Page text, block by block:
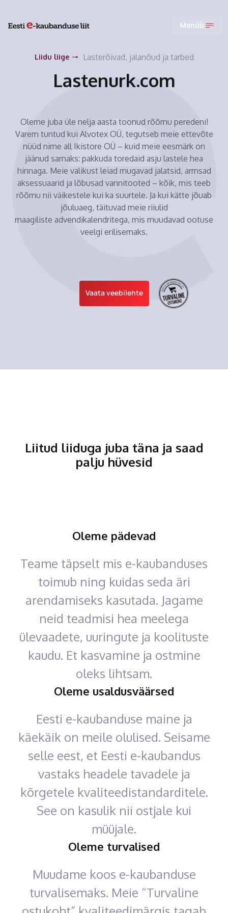
Menüü
Liidu liige Lasterõivad, jalanõud ja tarbed
Lastenurk.com
Oleme juba üle nelja aasta toonud rõõmu peredeni!
Varem tuntud kui Alvotex OÜ, tegutseb meie ettevõte
nüüd nime all Ikistore OÜ – kuid meie eesmärk on
jäänud samaks: pakkuda toredaid asju lastele hea
hinnaga. Meie valikust leiad mugavad jalatsid, armsad
aksessuaarid ja lõbusad vannitooted – kõik, mis teeb
rõõmu nii väikestele kui ka suurtele. Ja kui kätte jõuab
jõuluaeg, täituvad meie riiulid
maagiliste advendikalendritega, mis muudavad ootuse
veelgi erilisemaks.
Vaata veebilehte
Liitud liiduga juba täna ja saad
palju hüvesid
Oleme pädevad
Teame täpselt mis e-kaubanduses
toimub ning kuidas seda äri
arendamiseks kasutada. Jagame
neid teadmisi hea meelega
ülevaadete, uuringute ja koolituste
kaudu. Et kasvamine ja ostmine
oleks lihtsam.
Oleme usaldusväärsed
Eesti e-kaubanduse maine ja
käekäik on meile olulised. Seisame
selle eest, et Eesti e-kaubandus
vastaks headele tavadele ja
kõrgetele kvaliteedistandarditele.
See on kasulik nii ostjale kui
müüjale.
Oleme turvalised
Muudame koos e-kaubanduse
turvalisemaks. Meie “Turvaline